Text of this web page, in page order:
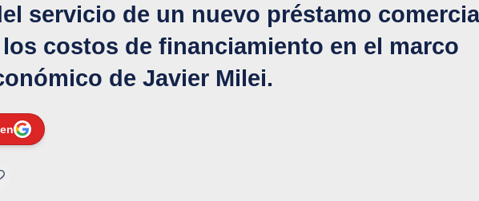
servicio de un nuevo préstamo
costos de financiamiento en el marco
de Javier Milei.